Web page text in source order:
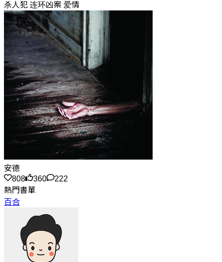
杀人犯 连环凶案 爱情
安德
808
360
222
熱門書單
百合